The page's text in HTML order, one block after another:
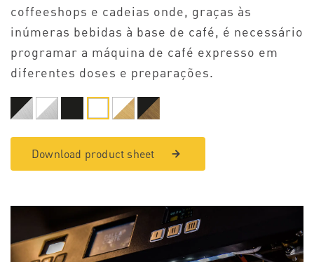
coffeeshops e cadeias onde, graças às
inúmeras bebidas à base de café, é necessário
programar a máquina de café expresso em
diferentes doses e preparações.
Download product sheet